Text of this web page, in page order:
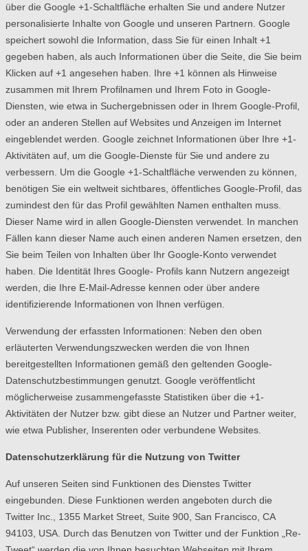
über die Google +1-Schaltfläche erhalten Sie und andere Nutzer
personalisierte Inhalte von Google und unseren Partnern. Google
speichert sowohl die Information, dass Sie für einen Inhalt +1
gegeben haben, als auch Informationen über die Seite, die Sie beim
Klicken auf +1 angesehen haben. Ihre +1 können als Hinweise
zusammen mit Ihrem Profilnamen und Ihrem Foto in Google-
Diensten, wie etwa in Suchergebnissen oder in Ihrem Google-Profil,
oder an anderen Stellen auf Websites und Anzeigen im Internet
eingeblendet werden. Google zeichnet Informationen über Ihre +1-
Aktivitäten auf, um die Google-Dienste für Sie und andere zu
verbessern. Um die Google +1-Schaltfläche verwenden zu können,
benötigen Sie ein weltweit sichtbares, öffentliches Google-Profil, das
zumindest den für das Profil gewählten Namen enthalten muss.
Dieser Name wird in allen Google-Diensten verwendet. In manchen
Fällen kann dieser Name auch einen anderen Namen ersetzen, den
Sie beim Teilen von Inhalten über Ihr Google-Konto verwendet
haben. Die Identität Ihres Google- Profils kann Nutzern angezeigt
werden, die Ihre E-Mail-Adresse kennen oder über andere
identifizierende Informationen von Ihnen verfügen.
Verwendung der erfassten Informationen: Neben den oben
erläuterten Verwendungszwecken werden die von Ihnen
bereitgestellten Informationen gemäß den geltenden Google-
Datenschutzbestimmungen genutzt. Google veröffentlicht
möglicherweise zusammengefasste Statistiken über die +1-
Aktivitäten der Nutzer bzw. gibt diese an Nutzer und Partner weiter,
wie etwa Publisher, Inserenten oder verbundene Websites.
Datenschutzerklärung für die Nutzung von Twitter
Auf unseren Seiten sind Funktionen des Dienstes Twitter
eingebunden. Diese Funktionen werden angeboten durch die
Twitter Inc., 1355 Market Street, Suite 900, San Francisco, CA
94103, USA. Durch das Benutzen von Twitter und der Funktion „Re-